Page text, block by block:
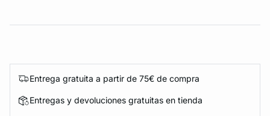
Entrega gratuita a partir de 75€ de compra
Entregas y devoluciones gratuitas en tienda